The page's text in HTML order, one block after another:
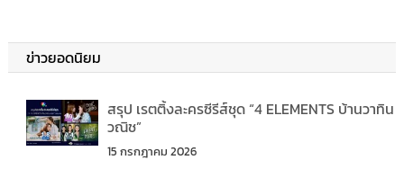
ข่าวยอดนิยม
สรุป เรตติ้งละครซีรีส์ชุด “4 ELEMENTS บ้านวาทิน
วณิช”
15 กรกฎาคม 2026